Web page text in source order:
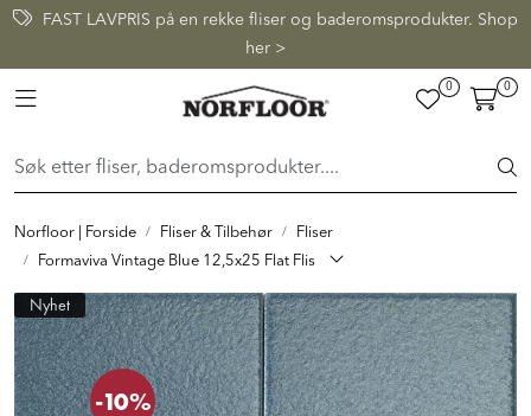
Skip to main content
FAST LAVPRIS på en rekke fliser og baderomsprodukter. Shop
her >
Toggle navigation
0 0
Norfloor | Forside Fliser & Tilbehør
Fliser
Formaviva Vintage Blue 12,5x25 Flat Flis
-10%
Nyhet
FLISER & TILBEHØR
BADEROM
INTERIØR
INSPIRASJON
Lenker